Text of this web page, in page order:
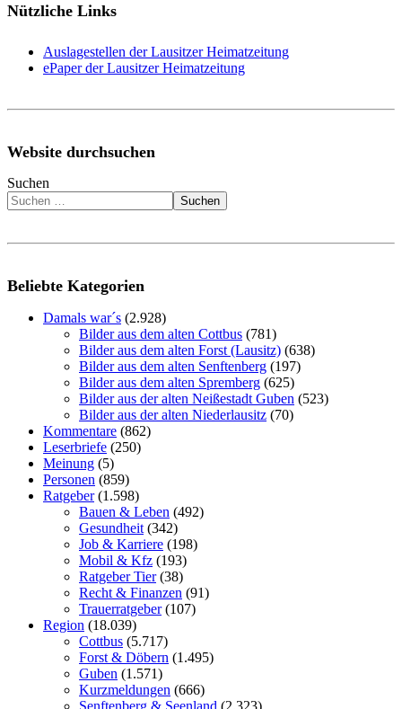
Nützliche Links
Auslagestellen der Lausitzer Heimatzeitung
ePaper der Lausitzer Heimatzeitung
Website durchsuchen
Suchen
Suchen
Beliebte Kategorien
Damals war´s (2.928)
Bilder aus dem alten Cottbus (781)
Bilder aus dem alten Forst (Lausitz) (638)
Bilder aus dem alten Senftenberg (197)
Bilder aus dem alten Spremberg (625)
Bilder aus der alten Neißestadt Guben (523)
Bilder aus der alten Niederlausitz (70)
Kommentare (862)
Leserbriefe (250)
Meinung (5)
Personen (859)
Ratgeber(1.598)
Bauen & Leben (492)
Gesundheit (342)
Job & Karriere (198)
Mobil & Kfz (193)
Ratgeber Tier(38)
Recht & Finanzen (91)
Trauerratgeber(107)
Region (18.039)
Cottbus (5.717)
Forst & Döbern (1.495)
Guben (1.571)
Kurzmeldungen (666)
Senftenberg & Seenland (2.323)